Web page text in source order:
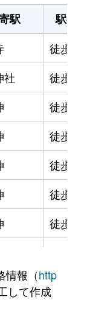
駅
駅徒
徒歩19
社
徒歩20
徒歩6
徒歩6
徒歩7
徒歩6
徒歩4
徒歩13
情報（http
して作成